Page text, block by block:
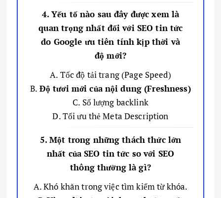
4. Yếu tố nào sau đây được xem là
quan trọng nhất đối với SEO tin tức
do Google ưu tiên tính kịp thời và
độ mới?
A. Tốc độ tải trang (Page Speed)
B. Độ tươi mới của nội dung (Freshness)
C. Số lượng backlink
D. Tối ưu thẻ Meta Description
5. Một trong những thách thức lớn
nhất của SEO tin tức so với SEO
thông thường là gì?
A. Khó khăn trong việc tìm kiếm từ khóa.